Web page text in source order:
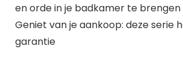
en orde in je badkamer te brengen
Geniet van je aankoop: deze serie
garantie